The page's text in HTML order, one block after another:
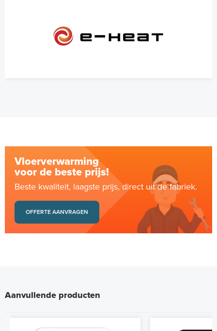
Vloerverwarming
voor de beste prijs!
Beste kwaliteit, laagste prijs, direct uit de fabriek.
OFFERTE AANVRAGEN
Aanvullende producten